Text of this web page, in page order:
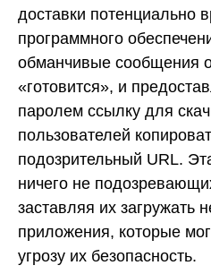
доставки потенциально
программного
обманчивые сообщения
«готовится», и
паролем ссылку для
пользователей
подозрительный URL.
ничего не
заставляя их загружать
приложения, которые
угрозу их безопасность.